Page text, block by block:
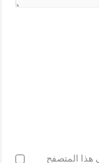
هذا المتصفح